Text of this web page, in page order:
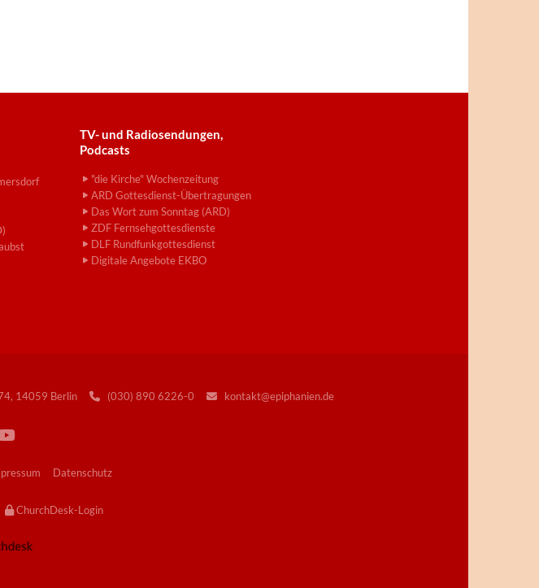
TV- und Radiosendungen,
Podcasts
"die Kirche" Wochenzeitung
ARD Gottesdienst-Übertragungen
Das Wort zum Sonntag (ARD)
ZDF Fernsehgottesdienste
DLF Rundfunkgottesdienst
Digitale Angebote EKBO
14059 Berlin (030) 890 6226-0 kontakt@epiphanien.de
Datenschutz
ChurchDesk-Login